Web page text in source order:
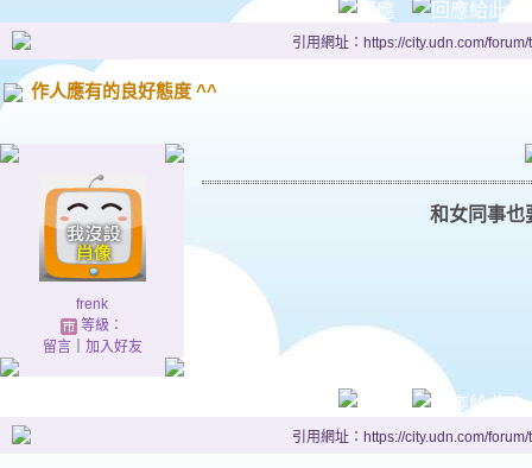
引用網址：https://city.udn.com/
作人應有的良好態度 ^^
frenk
等級：
留言｜ 加入好友
和女同事也
引用網址：https://city.udn.com/